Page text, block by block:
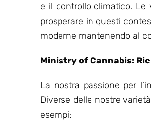
e il controllo climatico. Le
prosperare in questi
moderne mantenendo al
Ministry of Cannabis:
La nostra passione per
Diverse delle nostre
esempi: